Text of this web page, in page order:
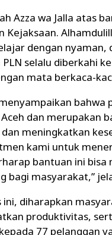
Azza wa Jalla atas
Kejaksaan.
dengan nyaman,
selalu diberkahi
mata berkaca-
dan merupakan
meningkatkan
kami untuk
bantuan ini bisa
masyarakat,”
diharapkan
produktivitas,
77 pelanggan